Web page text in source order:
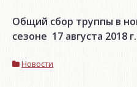
Общий сбор труппы в
сезоне 17 августа 2018
Новости